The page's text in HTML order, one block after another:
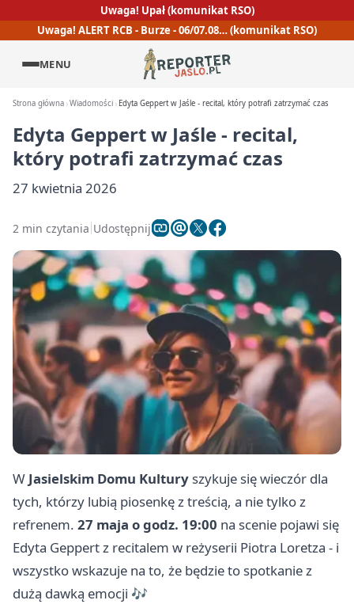
Uwaga! Upał (komunikat RSO)
Uwaga! ALERT RCB - Burze - 06/07.08… (komunikat RSO)
MENU
Strona główna Wiadomości Edyta Geppert w Jaśle - recital, który potrafi zatrzymać czas
Edyta Geppert w Jaśle - recital,
który potrafi zatrzymać czas
27 kwietnia 2026
2 min czytania Udostępnij
W Jasielskim Domu Kultury szykuje się wieczór dla
tych, którzy lubią piosenkę z treścią, a nie tylko z
refrenem. 27 maja o godz. 19:00 na scenie pojawi się
Edyta Geppert z recitalem w reżyserii Piotra Loretza - i
wszystko wskazuje na to, że będzie to spotkanie z
dużą dawką emocji 🎶